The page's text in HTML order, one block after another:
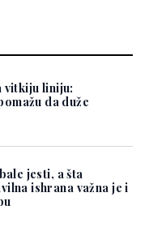
vitkiju liniju:
da duže
jesti, a šta
ishrana važna je i